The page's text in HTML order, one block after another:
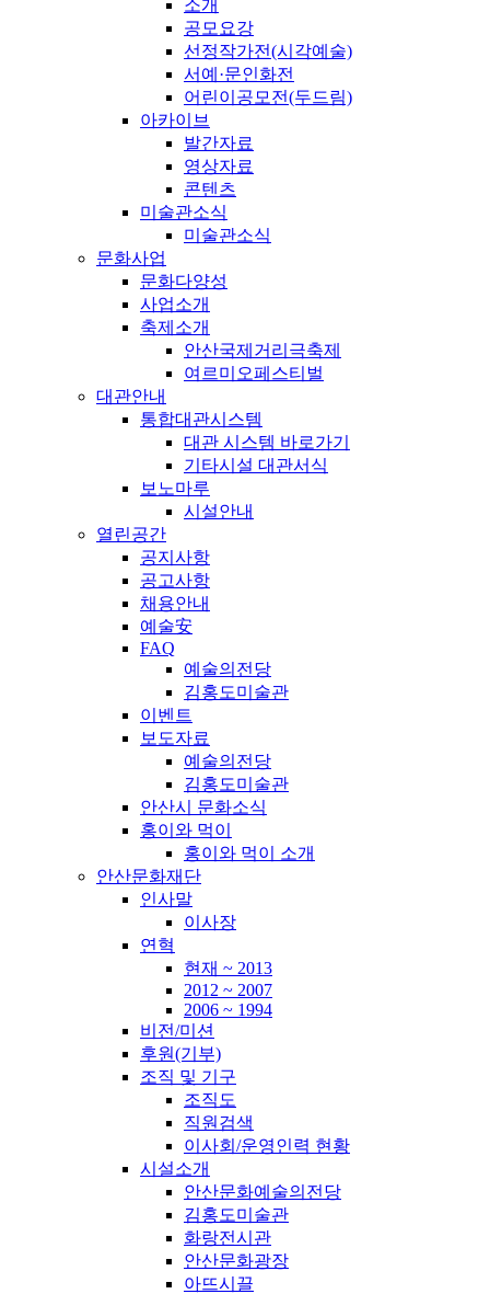
소개
공모요강
선정작가전(시각예술)
서예·문인화전
어린이공모전(두드림)
아카이브
발간자료
영상자료
콘텐츠
미술관소식
미술관소식
문화사업
문화다양성
사업소개
축제소개
안산국제거리극축제
여르미오페스티벌
대관안내
통합대관시스템
대관 시스템 바로가기
기타시설 대관서식
보노마루
시설안내
열린공간
공지사항
공고사항
채용안내
예술安
FAQ
예술의전당
김홍도미술관
이벤트
보도자료
예술의전당
김홍도미술관
안산시 문화소식
홍이와 먹이
홍이와 먹이 소개
안산문화재단
인사말
이사장
연혁
현재 ~ 2013
2012 ~ 2007
2006 ~ 1994
비전/미션
후원(기부)
조직 및 기구
조직도
직원검색
이사회/운영인력 현황
시설소개
안산문화예술의전당
김홍도미술관
화랑전시관
안산문화광장
아뜨시끌